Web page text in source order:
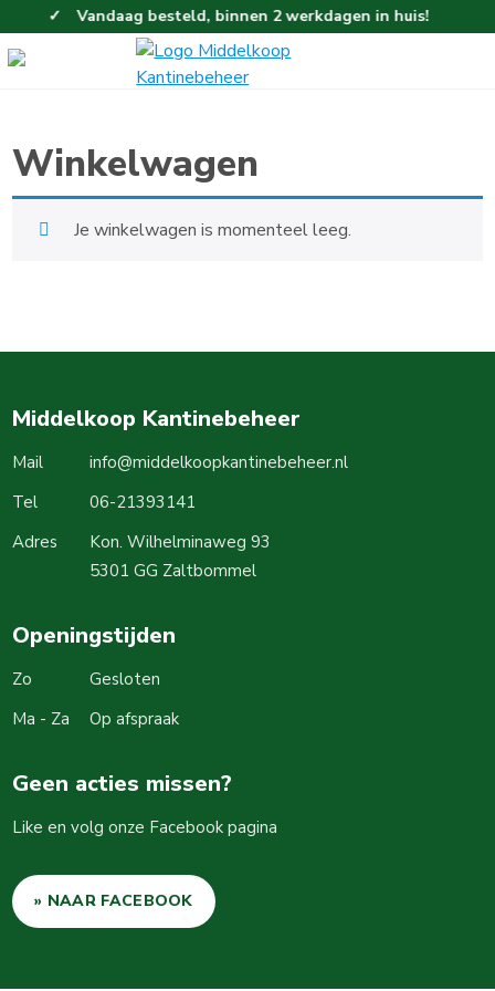
Vandaag besteld, binnen 2 werkdagen in huis!
Winkelwagen
Je winkelwagen is momenteel leeg.
Middelkoop Kantinebeheer
Mail
info@middelkoopkantinebeheer.nl
Tel
06-21393141
Adres
Kon. Wilhelminaweg 93
5301 GG Zaltbommel
Openingstijden
Zo
Gesloten
Ma - Za
Op afspraak
Geen acties missen?
Like en volg onze Facebook pagina
» NAAR FACEBOOK